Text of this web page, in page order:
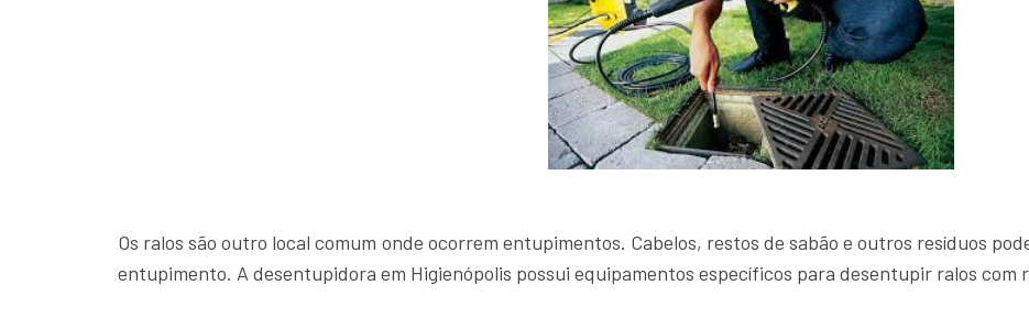
Os ralos são outro local comum onde ocorrem entupimentos. Cabelos, restos de sabão e outros resíduos
entupimento. A desentupidora em Higienópolis possui equipamentos específicos para desentupir ralos com